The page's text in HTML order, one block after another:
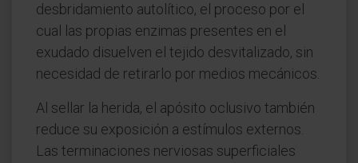
desbridamiento autolítico, el proceso por el
cual las propias enzimas presentes en el
exudado disuelven el tejido desvitalizado, sin
necesidad de retirarlo por medios mecánicos.
Al sellar la herida, el apósito oclusivo también
reduce su exposición a estímulos externos.
Las terminaciones nerviosas superficiales